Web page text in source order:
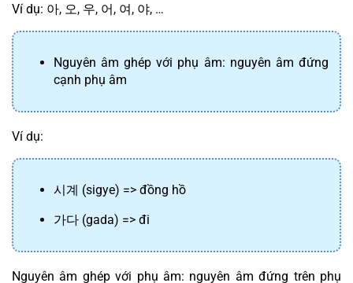
Ví dụ: 아, 오, 우, 어, 여, 야, …
Nguyên âm ghép với phụ âm: nguyên âm đứng
cạnh phụ âm
Ví dụ:
시계 (sigye) => đồng hồ
가다 (gada) => đi
Nguyên âm ghép với phụ âm: nguyên âm đứng trên phụ